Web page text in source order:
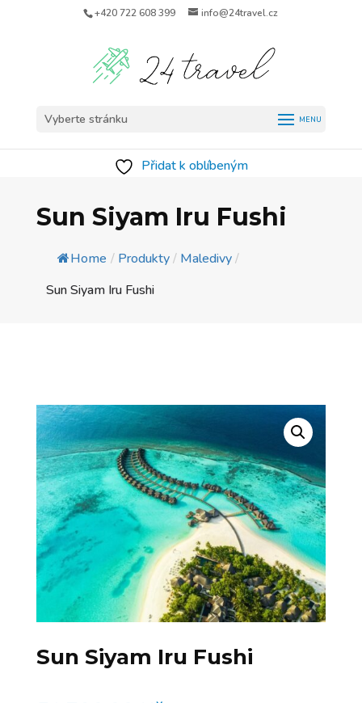
+420 722 608 399 info@24travel.cz
Vyberte stránku
Přidat k oblíbeným
Sun Siyam Iru Fushi
Home / Produkty/ Maledivy/
Sun Siyam Iru Fushi
Sun Siyam Iru Fushi